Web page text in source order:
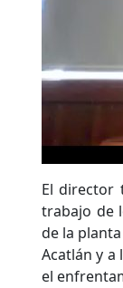
El director
trabajo de
de la
Acatlán y a
el